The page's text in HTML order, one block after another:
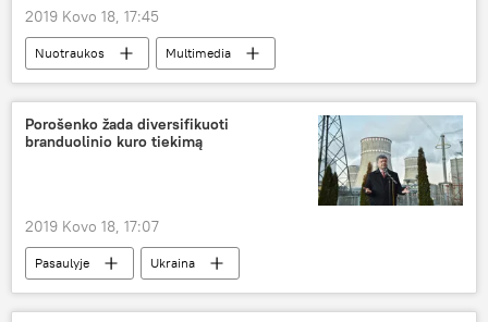
2019 Kovo 18, 17:45
Nuotraukos Multimedia
Porošenko žada diversifikuoti
branduolinio kuro tiekimą
2019 Kovo 18, 17:07
Pasaulyje Ukraina